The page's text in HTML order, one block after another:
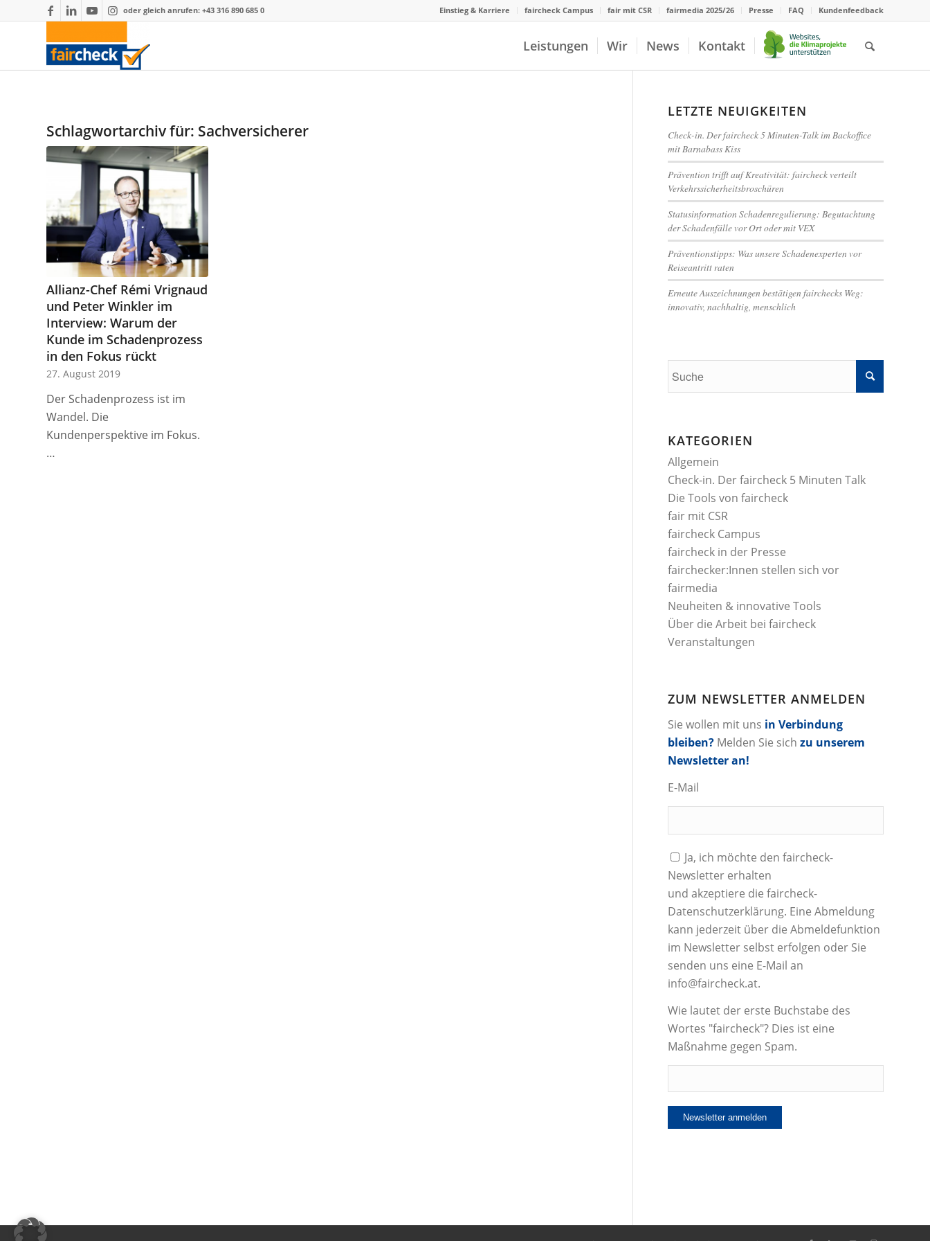
Einstieg & Karriere faircheck Campus fair mit CSR fairmedia 2025/26 Presse FAQ Kundenfeedback
oder gleich anrufen: +43 316 890 685 0
Leistungen Wir News Kontakt
Schlagwortarchiv für: Sachversicherer
Allianz-Chef Rémi Vrignaud
und Peter Winkler im
Interview: Warum der
Kunde im Schadenprozess
in den Fokus rückt
27. August 2019
Der Schadenprozess ist im
Wandel. Die
Kundenperspektive im Fokus.
…
LETZTE NEUIGKEITEN
Check-in. Der faircheck 5 Minuten-Talk im Backoffice
mit Barnabass Kiss
Prävention trifft auf Kreativität: faircheck verteilt
Verkehrssicherheitsbroschüren
Statusinformation Schadenregulierung: Begutachtung
der Schadenfälle vor Ort oder mit VEX
Präventionstipps: Was unsere Schadenexperten vor
Reiseantritt raten
Erneute Auszeichnungen bestätigen fairchecks Weg:
innovativ, nachhaltig, menschlich
KATEGORIEN
Allgemein
Check-in. Der faircheck 5 Minuten Talk
Die Tools von faircheck
fair mit CSR
faircheck Campus
faircheck in der Presse
fairchecker:Innen stellen sich vor
fairmedia
Neuheiten & innovative Tools
Über die Arbeit bei faircheck
Veranstaltungen
ZUM NEWSLETTER ANMELDEN
Sie wollen mit uns in Verbindung
bleiben? Melden Sie sich zu unserem
Newsletter an!
E-Mail
Ja, ich möchte den faircheck-
Newsletter erhalten
und akzeptiere die faircheck-
Datenschutzerklärung. Eine Abmeldung
kann jederzeit über die Abmeldefunktion
im Newsletter selbst erfolgen oder Sie
senden uns eine E-Mail an
info@faircheck.at.
Wie lautet der erste Buchstabe des
Wortes "faircheck"? Dies ist eine
Maßnahme gegen Spam.